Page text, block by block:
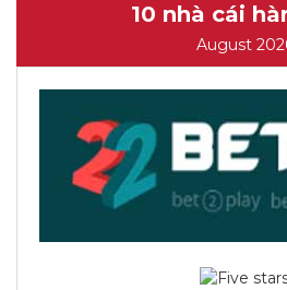
10 nhà cái
August